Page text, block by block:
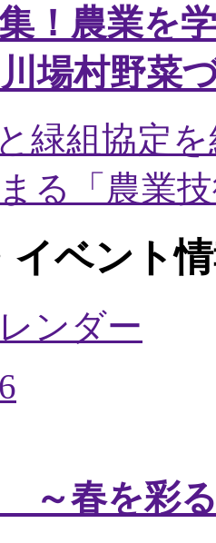
！農業を
場村野菜
緑組協定
る「農業
イベント
ンダー
～春を彩